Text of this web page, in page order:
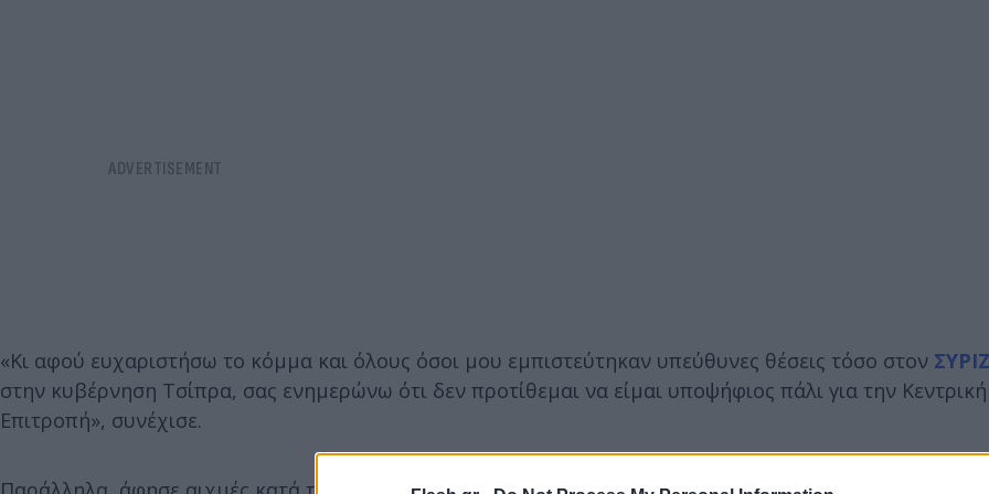
«Κι αφού ευχαριστήσω το κόμμα και όλους όσοι μου εμπιστεύτηκαν υπεύθυνες θέσεις τόσο στον
στην κυβέρνηση Τσίπρα, σας ενημερώνω ότι δεν προτίθεμαι να είμαι υποψήφιος πάλι για την
Επιτροπή», συνέχισε.